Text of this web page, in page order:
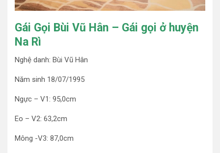
Gái Gọi Bùi Vũ Hân – Gái gọi ở huyện
Na Rì
Nghệ danh: Bùi Vũ Hân
Năm sinh 18/07/1995
Ngực – V1: 95,0cm
Eo – V2: 63,2cm
Mông -V3: 87,0cm